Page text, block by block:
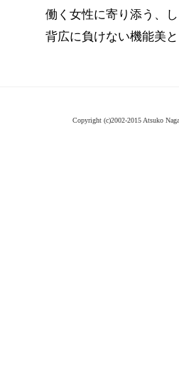
働く女性に寄り添う、
背広に負けない機能美
Copyright (c)2002-2015 Atsuko